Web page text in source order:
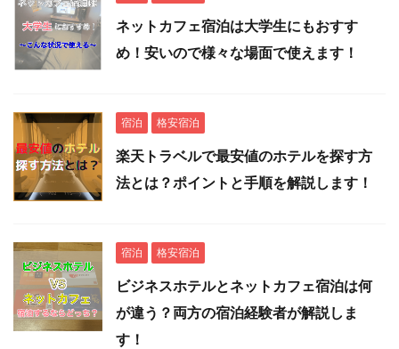
ネットカフェ宿泊は大学生にもおすす
め！安いので様々な場面で使えます！
宿泊 格安宿泊
楽天トラベルで最安値のホテルを探す方
法とは？ポイントと手順を解説します！
宿泊 格安宿泊
ビジネスホテルとネットカフェ宿泊は何
が違う？両方の宿泊経験者が解説しま
す！